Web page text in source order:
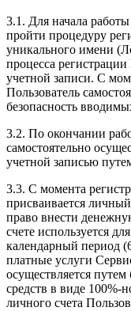
3.1. Для начала
пройти процедуру
уникального имени
процесса регистрации
учетной записи. С
Пользователь
безопасность
3.2. По окончании
самостоятельно
учетной записью
3.3. С момента
присваивается
право внести
счете используется
календарный период
платные услуги
осуществляется
средств в виде 100%-
личного счета